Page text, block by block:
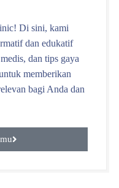
Di sini, kami
dan edukatif
dan tips gaya
memberikan
bagi Anda dan